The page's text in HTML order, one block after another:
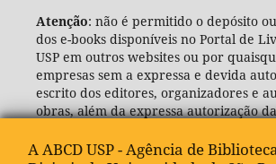
Atenção: não é permitido o depósito
dos e-books disponíveis no Portal de
USP em outros websites ou por
empresas sem a expressa e devida
escrito dos editores, organizadores e
obras, além da expressa autorização
(ABCD-USP).
A ABCD USP - Agência de